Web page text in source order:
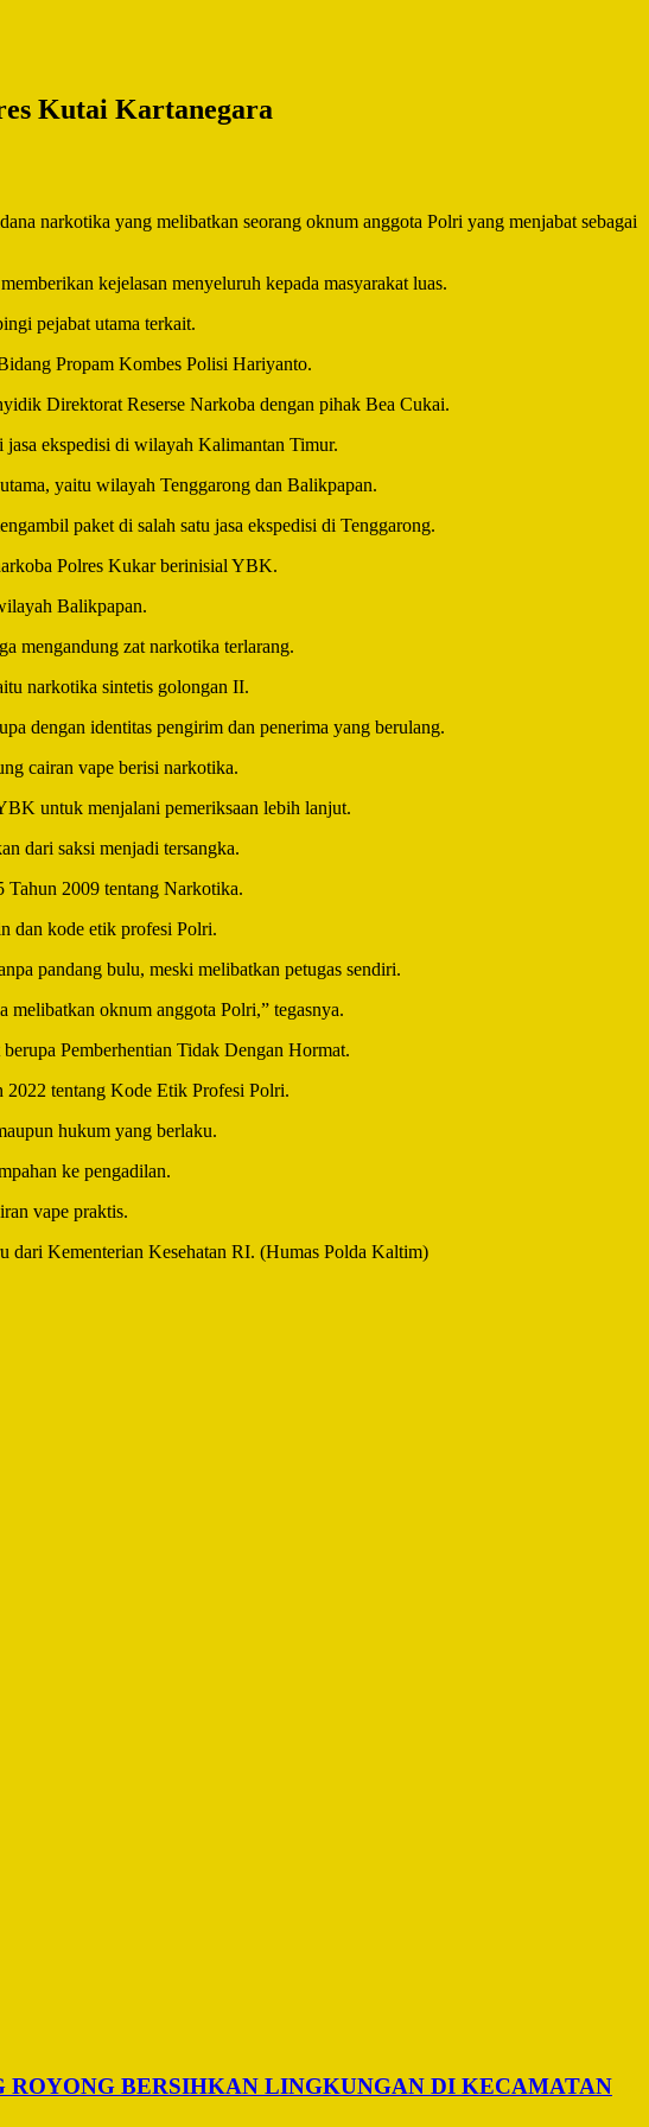
Kutai Kartanegara
narkotika yang melibatkan seorang oknum anggota Polri yang menjabat sebagai
kejelasan menyeluruh kepada masyarakat luas.
pejabat utama terkait.
Propam Kombes Polisi Hariyanto.
Direktorat Reserse Narkoba dengan pihak Bea Cukai.
ekspedisi di wilayah Kalimantan Timur.
yaitu wilayah Tenggarong dan Balikpapan.
paket di salah satu jasa ekspedisi di Tenggarong.
Polres Kukar berinisial YBK.
Balikpapan.
mengandung zat narkotika terlarang.
narkotika sintetis golongan II.
dengan identitas pengirim dan penerima yang berulang.
cairan vape berisi narkotika.
untuk menjalani pemeriksaan lebih lanjut.
dari saksi menjadi tersangka.
Tahun 2009 tentang Narkotika.
dan kode etik profesi Polri.
pandang bulu, meski melibatkan petugas sendiri.
oknum anggota Polri,” tegasnya.
Pemberhentian Tidak Dengan Hormat.
2022 tentang Kode Etik Profesi Polri.
hukum yang berlaku.
ke pengadilan.
vape praktis.
dari Kementerian Kesehatan RI. (Humas Polda Kaltim)
BERSIHKAN LINGKUNGAN DI KECAMATAN